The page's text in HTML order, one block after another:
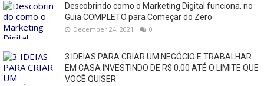
Descobrindo como o Marketing Digital funciona, no
Guia COMPLETO para Começar do Zero
December 24, 2021 0
3 IDEIAS PARA CRIAR UM NEGÓCIO E TRABALHAR
EM CASA INVESTINDO DE R$ 0,00 ATÉ O LIMITE QUE
VOCÊ QUISER